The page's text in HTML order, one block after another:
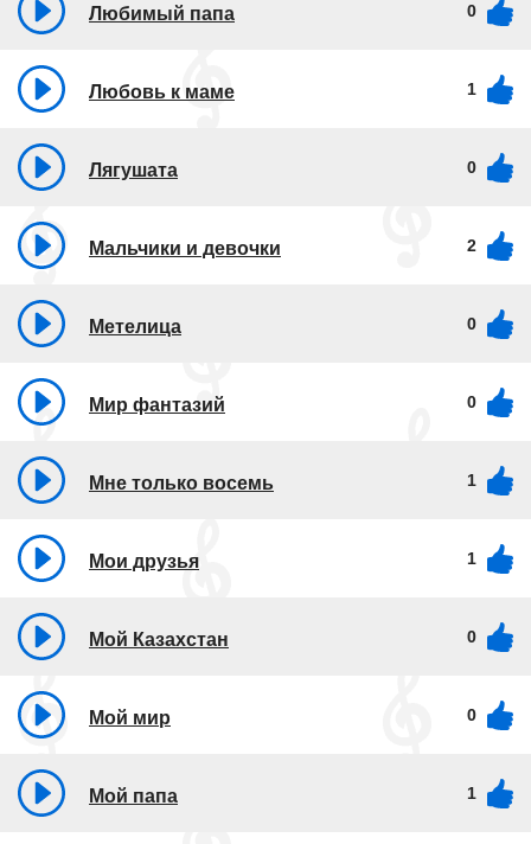
Любимый папа 0
Любовь к маме 1
Лягушата 0
Мальчики и девочки 2
Метелица 0
Мир фантазий 0
Мне только восемь 1
Мои друзья 1
Мой Казахстан 0
Мой мир 0
Мой папа 1